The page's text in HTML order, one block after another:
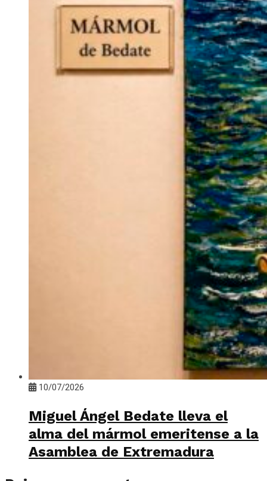
10/07/2026
Miguel Ángel Bedate lleva el
alma del mármol emeritense a la
Asamblea de Extremadura